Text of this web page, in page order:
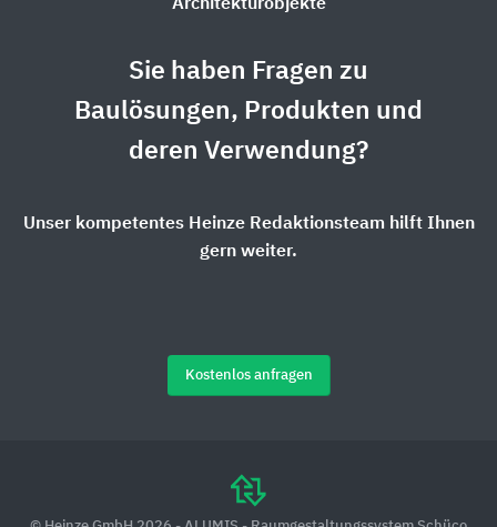
Architekturobjekte
Sie haben Fragen zu
Baulösungen, Produkten und
deren Verwendung?
Unser kompetentes Heinze Redaktionsteam hilft Ihnen
gern weiter.
Kostenlos anfragen